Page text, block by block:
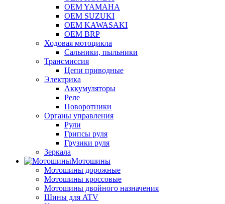
OEM YAMAHA
OEM SUZUKI
OEM KAWASAKI
OEM BRP
Ходовая мотоцикла
Сальники, пыльники
Трансмиссия
Цепи приводные
Электрика
Аккумуляторы
Реле
Поворотники
Органы управления
Рули
Грипсы руля
Грузики руля
Зеркала
Мотошины
Мотошины дорожные
Мотошины кроссовые
Мотошины двойного назначения
Шины для ATV